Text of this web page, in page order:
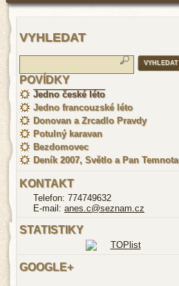
VYHLEDAT
POVÍDKY
Jedno české léto
Jedno francouzské léto
Donovan a Zrcadlo Pravdy
Potulný karavan
Bezdomovec
Deník 2007, Světlo a Pan Temnota
KONTAKT
Telefon: 774749632
E-mail: anes.c@seznam.cz
STATISTIKY
GOOGLE+